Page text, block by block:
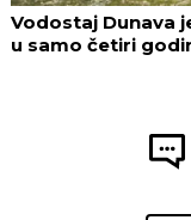
Vodostaj Dunava
u samo četiri